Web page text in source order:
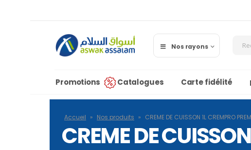
Nos rayons
Promotions Catalogues Carte fidélité
Accueil » Nos produits » CREME DE CUISSON 1L CREMPRO
CREME DE